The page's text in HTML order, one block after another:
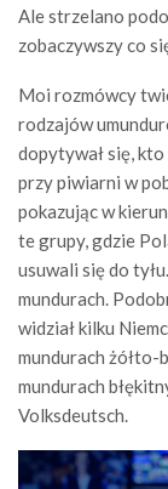
Ale strzelano
zobaczywszy co
Moi rozmówcy
rodzajów
dopytywał się,
przy piwiarni w
pokazując w
te grupy, gdzie
usuwali się do
mundurach.
widział kilku
mundurach żółto-
mundurach
Volksdeutsch.